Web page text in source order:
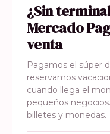
¿Sin
Mercado
venta
Pagamos el súper
reservamos
cuando llega el
pequeños
billetes y monedas.